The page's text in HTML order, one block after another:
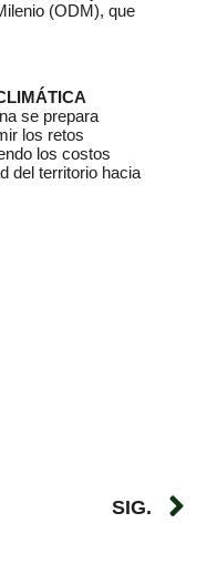
(ODM), que
se prepara
los retos
los costos
del territorio hacia
SIG.